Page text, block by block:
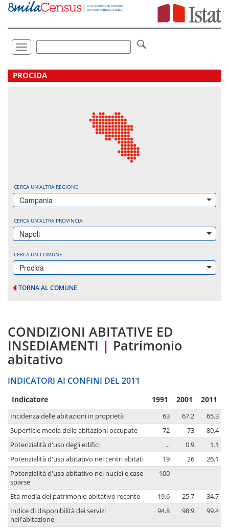
Vai
direttamente
Toggle
navigation
.
PROCIDA
CERCA UN'ALTRA REGIONE
Campania
CERCA UN'ALTRA PROVINCIA
Napoli
CERCA UN COMUNE
Procida
TORNA AL COMUNE
CONDIZIONI ABITATIVE ED
INSEDIAMENTI | Patrimonio
abitativo
INDICATORI AI CONFINI DEL 2011
Indicatore 1991 2001 2011
Incidenza delle abitazioni in proprietà 63 67.2
65.3
Superficie media delle abitazioni occupate
72 73
80.4
Potenzialità d'uso degli edifici
... 0.9
1.1
Potenzialità d'uso abitativo nei centri abitati
19 26
26.1
Potenzialità d'uso abitativo nei nuclei e case
sparse
100 - -
Età media del patrimonio abitativo recente 19.6 25.7
34.7
Indice di disponibilità dei servizi
nell'abitazione
94.8 98.9 99.4